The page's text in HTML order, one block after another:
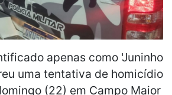
apenas como 'Juninho
uma tentativa de homicídio
(22) em Campo Maior